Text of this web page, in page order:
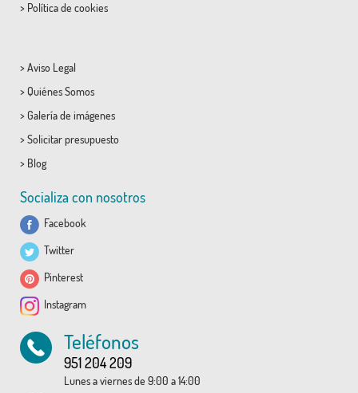
> Política de cookies
> Aviso Legal
> Quiénes Somos
> Galería de imágenes
> Solicitar presupuesto
> Blog
Socializa con nosotros
Facebook
Twitter
Pinterest
Instagram
Teléfonos
951 204 209
Lunes a viernes de 9:00 a 14:00